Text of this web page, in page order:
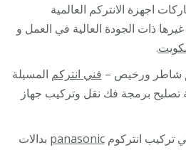
اجهزة الانتركم العالمية
غيرها ذات الجودة العالية في العمل و
.
شاطر ورخيص – فني انتركم المسيلة
تصليح برمجة فك نقل وتركيب جهاز
تركيب انتركومpanasonic بدالات